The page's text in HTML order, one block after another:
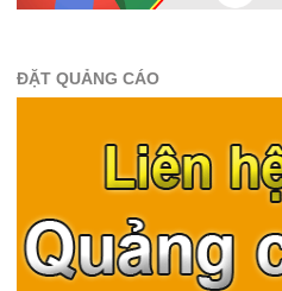
ĐẶT QUẢNG CÁO